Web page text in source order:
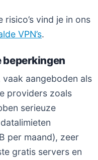
vind je in ons
VPN’s.
beperkingen
vaak aangeboden als
providers zoals
serieuze
per maand), zeer
gratis servers en